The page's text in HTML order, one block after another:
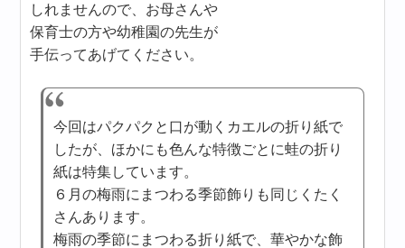
しれませんので、お母さんや
保育士の方や幼稚園の先生が
手伝ってあげてください。
今回はパクパクと口が動くカエルの折り紙で
したが、ほかにも色んな特徴ごとに蛙の折り
紙は特集しています。
６月の梅雨にまつわる季節飾りも同じくたく
さんあります。
梅雨の季節にまつわる折り紙で、華やかな飾